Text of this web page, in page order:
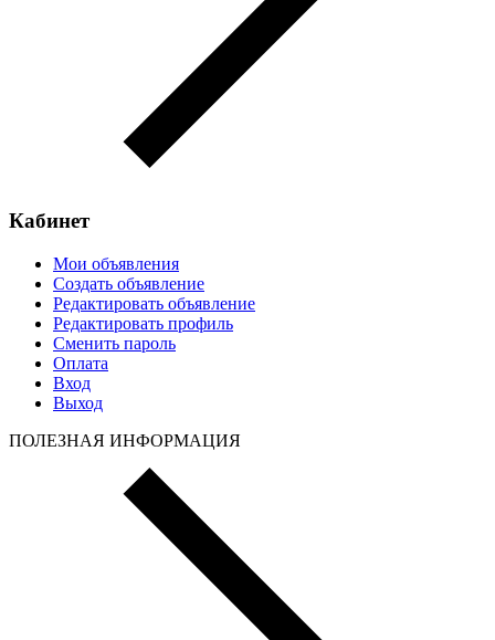
Кабинет
Мои объявления
Создать объявление
Редактировать объявление
Редактировать профиль
Сменить пароль
Оплата
Вход
Выход
ПОЛЕЗНАЯ ИНФОРМАЦИЯ